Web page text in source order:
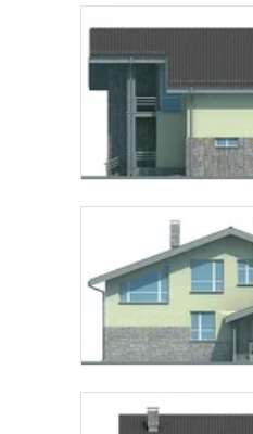
Telegram
согласие на
подтверждаю, что
обработки